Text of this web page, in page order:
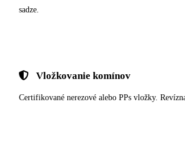
sadze.
Vložkovanie komínov
Certifikované nerezové alebo PPs vložky.